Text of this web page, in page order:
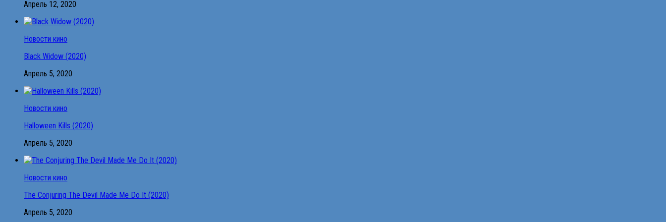
Апрель 12, 2020
Новости кино
Black Widow (2020)
Апрель 5, 2020
Новости кино
Halloween Kills (2020)
Апрель 5, 2020
Новости кино
The Conjuring The Devil Made Me Do It (2020)
Апрель 5, 2020